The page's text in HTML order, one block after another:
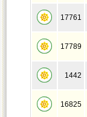
17761
17789
1442
16825